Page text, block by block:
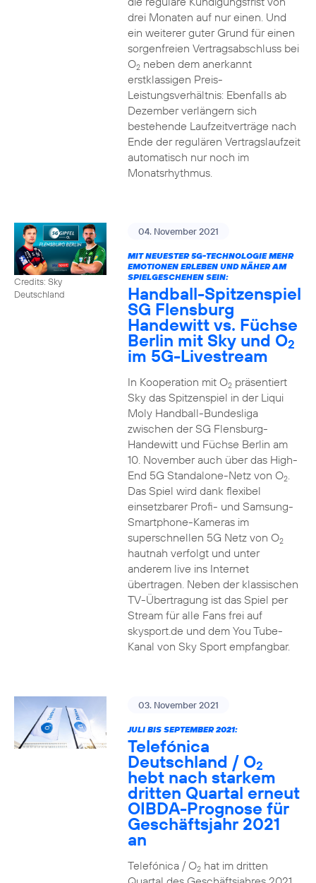
drei Monaten auf nur einen. Und
ein weiterer guter Grund für einen
sorgenfreien Vertragsabschluss bei
O2neben dem anerkannt
erstklassigen Preis-
Leistungsverhältnis: Ebenfalls ab
Dezember verlängern sich
bestehende Laufzeitverträge nach
Ende der regulären Vertragslaufzeit
automatisch nur noch im
Monatsrhythmus.
Credits: Sky
Deutschland
04. November 2021
MIT NEUESTER 5G-TECHNOLOGIE MEHR
EMOTIONEN ERLEBEN UND NÄHER AM
SPIELGESCHEHEN SEIN:
Handball-Spitzenspiel
SG Flensburg
Handewitt vs. Füchse
Berlin mit Sky und O2
im 5G-Livestream
In Kooperation mit O2präsentiert
Sky das Spitzenspiel in der Liqui
Moly Handball-Bundesliga
zwischen der SG Flensburg-
Handewitt und Füchse Berlin am
10. November auch über das High-
End 5G Standalone-Netz von O2.
Das Spiel wird dank flexibel
einsetzbarer Profi- und Samsung-
Smartphone-Kameras im
superschnellen 5G Netz von O2
hautnah verfolgt und unter
anderem live ins Internet
übertragen. Neben der klassischen
TV-Übertragung ist das Spiel per
Stream für alle Fans frei auf
skysport.de und dem You Tube-
Kanal von Sky Sport empfangbar.
03. November 2021
JULI BIS SEPTEMBER 2021:
Telefónica
Deutschland / O2
hebt nach starkem
dritten Quartal erneut
OIBDA-Prognose für
Geschäftsjahr 2021
an
Telefónica / O2hat im dritten